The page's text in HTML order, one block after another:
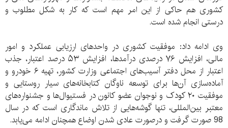
کشوری هم حاکی از این امر مهم است که کار به شکل مطلوب و
درستی انجام شده است.
وی ادامه داد: موفقیت کشوری در واحدهای ارزیابی عملکرد و امور
مالی، افزایش ۷۶ درصدی درآمدها، افزایش ۵۳ درصد اعتبار، جذب
اعتبار از محل دفتر آسیب‌های اجتماعی وزارت کشور، تهیه ۶ خودرو و
آماده‌سازی آن‌ها برای توسعه ناوگان کتابخانه‌های سیار روستایی و
موفقیت ۲۰ کودک و نوجوان عضو کانون در فستیوال‌ها و جشنواره‌های
معتبر بین‌المللی، تنها گوشه‌هایی از تلاش‌ ماندگاری است که در سال
98 صورت گرفت و درصورت عادی شدن اوضاع همچنان ادامه می‌یابد.